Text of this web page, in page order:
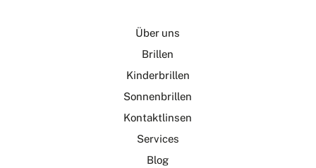
Über uns
Brillen
Kinderbrillen
Sonnenbrillen
Kontaktlinsen
Services
Blog